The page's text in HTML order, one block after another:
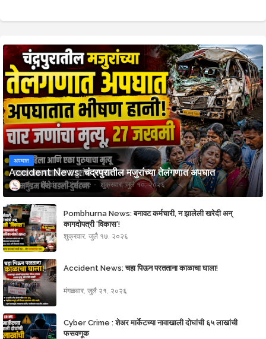
अपघात
Accident News: चंद्रपुरातील मजुरांच्या तेलंगणात अपघात
Bhairav Diwase शुक्रवार, जुलै १०, २०२६
Pombhurna News: बनावट कर्मचारी, न झालेली खरेदी अन्
कागदोपत्री 'विकास'!
शुक्रवार, जुलै १७, २०२६
Accident News: चहा पिऊन परतताना काळाचा घाला!
मंगळवार, जुलै २१, २०२६
Cyber Crime : शेअर मार्केटच्या नावाखाली दोघांची ६५ लाखांची
फसवणूक